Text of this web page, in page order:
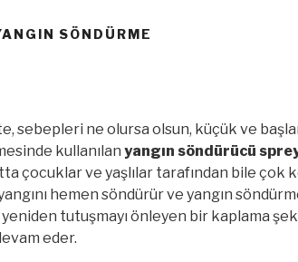
SÖNDÜRME
sebepleri ne olursa olsun, küçük ve
kullanılan yangın söndürücü
çocuklar ve yaşlılar tarafından bile çok
hemen söndürür ve yangın
tutuşmayı önleyen bir kaplama
eder.